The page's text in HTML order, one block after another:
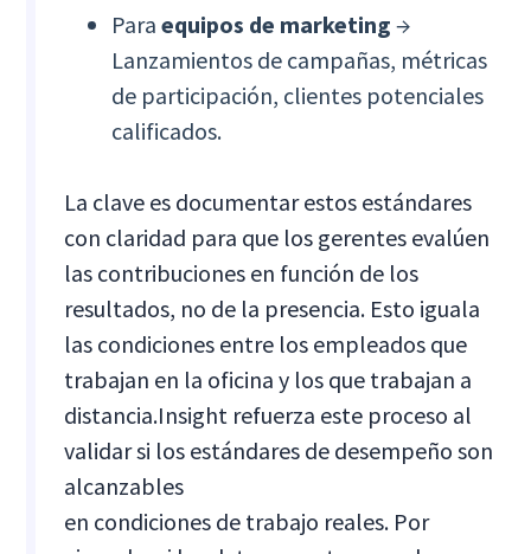
Paraequipos de marketing →
Lanzamientos de campañas, métricas
de participación, clientes potenciales
calificados.
La clave es documentar estos estándares
con claridad para que los gerentes evalúen
las contribuciones en función de los
resultados, no de la presencia. Esto iguala
las condiciones entre los empleados que
trabajan en la oficina y los que trabajan a
distancia.Insight refuerza este proceso al
validar si los estándares de desempeño son
alcanzables
en condiciones de trabajo reales. Por